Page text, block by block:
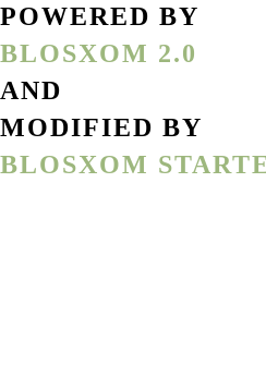
POWERED BY
BLOSXOM 2.0
AND
MODIFIED BY
BLOSXOM